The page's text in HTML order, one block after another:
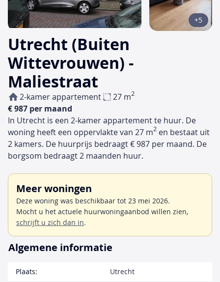
Utrecht (Buiten
Wittevrouwen) -
Maliestraat
2-kamer appartement 27 m2
€ 987 per maand
+5
In Utrecht is een 2-kamer appartement te huur. De
woning heeft een oppervlakte van 27 m2 en bestaat uit
2 kamers. De huurprijs bedraagt € 987 per maand. De
borgsom bedraagt 2 maanden huur.
Meer woningen
Deze woning was beschikbaar tot 23 mei 2026.
Mocht u het actuele huurwoningaanbod willen zien,
schrijft u zich dan in.
Algemene informatie
Plaats:
Utrecht